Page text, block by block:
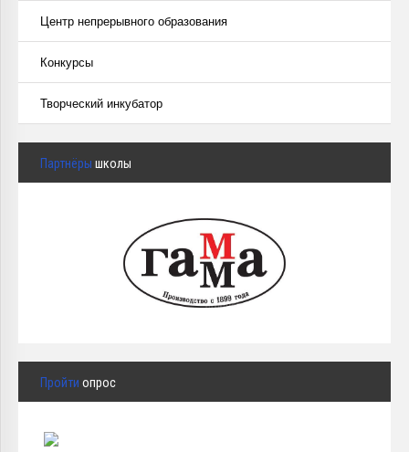
Центр непрерывного образования
Конкурсы
Творческий инкубатор
Партнёры школы
Пройти опрос